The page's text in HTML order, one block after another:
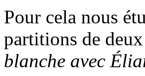
Pour cela nous
partitions de
blanche avec